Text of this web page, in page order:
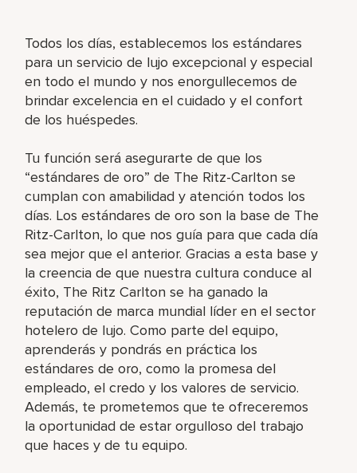
Todos los días, establecemos los estándares
para un servicio de lujo excepcional y especial
en todo el mundo y nos enorgullecemos de
brindar excelencia en el cuidado y el confort
de los huéspedes.
Tu función será asegurarte de que los
“estándares de oro” de The Ritz-Carlton se
cumplan con amabilidad y atención todos los
días. Los estándares de oro son la base de The
Ritz-Carlton, lo que nos guía para que cada día
sea mejor que el anterior. Gracias a esta base y
la creencia de que nuestra cultura conduce al
éxito, The Ritz Carlton se ha ganado la
reputación de marca mundial líder en el sector
hotelero de lujo. Como parte del equipo,
aprenderás y pondrás en práctica los
estándares de oro, como la promesa del
empleado, el credo y los valores de servicio.
Además, te prometemos que te ofreceremos
la oportunidad de estar orgulloso del trabajo
que haces y de tu equipo.